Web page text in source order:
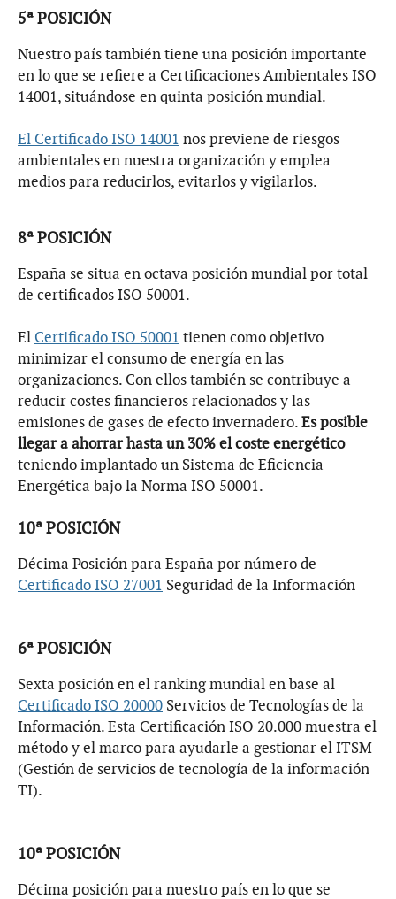
5ª POSICIÓN
Nuestro país también tiene una posición importante
en lo que se refiere a Certificaciones Ambientales ISO
14001, situándose en quinta posición mundial.
El Certificado ISO 14001 nos previene de riesgos
ambientales en nuestra organización y emplea
medios para reducirlos, evitarlos y vigilarlos.
8ª POSICIÓN
España se situa en octava posición mundial por total
de certificados ISO 50001.
El Certificado ISO 50001 tienen como objetivo
minimizar el consumo de energía en las
organizaciones. Con ellos también se contribuye a
reducir costes financieros relacionados y las
emisiones de gases de efecto invernadero.Es posible
llegar a ahorrar hasta un 30% el coste energético
teniendo implantado un Sistema de Eficiencia
Energética bajo la Norma ISO 50001.
10ª POSICIÓN
Décima Posición para España por número de
Certificado ISO 27001 Seguridad de la Información
6ª POSICIÓN
Sexta posición en el ranking mundial en base al
Certificado ISO 20000 Servicios de Tecnologías de la
Información. Esta Certificación ISO 20.000 muestra el
método y el marco para ayudarle a gestionar el ITSM
(Gestión de servicios de tecnología de la información
TI).
10ª POSICIÓN
Décima posición para nuestro país en lo que se